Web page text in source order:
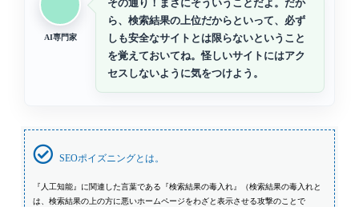
AI専門家
その通り！まさにそういうことだよ。だか
ら、検索結果の上位だからといって、必ず
しも安全なサイトとは限らないということ
を覚えておいてね。怪しいサイトにはアク
セスしないように気をつけよう。
SEOポイズニングとは。
『人工知能』に関連した言葉である『検索結果の毒入れ』（検索結果の毒入れと
は、検索結果の上の方に悪いホームページをわざと表示させる攻撃のことで